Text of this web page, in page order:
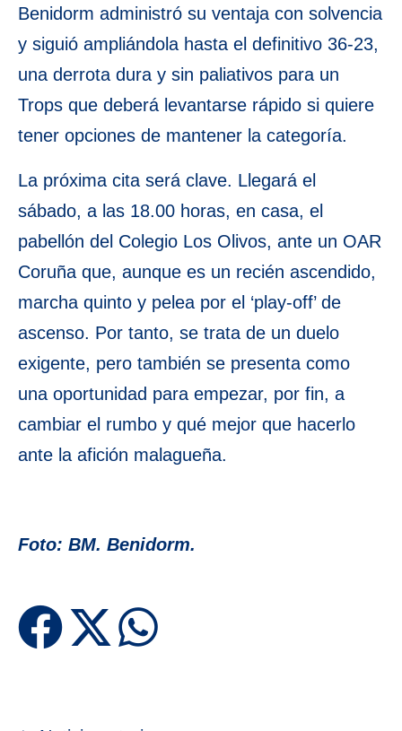
Benidorm administró su ventaja con solvencia
y siguió ampliándola hasta el definitivo 36-23,
una derrota dura y sin paliativos para un
Trops que deberá levantarse rápido si quiere
tener opciones de mantener la categoría.
La próxima cita será clave. Llegará el
sábado, a las 18.00 horas, en casa, el
pabellón del Colegio Los Olivos, ante un OAR
Coruña que, aunque es un recién ascendido,
marcha quinto y pelea por el ‘play-off’ de
ascenso. Por tanto, se trata de un duelo
exigente, pero también se presenta como
una oportunidad para empezar, por fin, a
cambiar el rumbo y qué mejor que hacerlo
ante la afición malagueña.
Foto: BM. Benidorm.